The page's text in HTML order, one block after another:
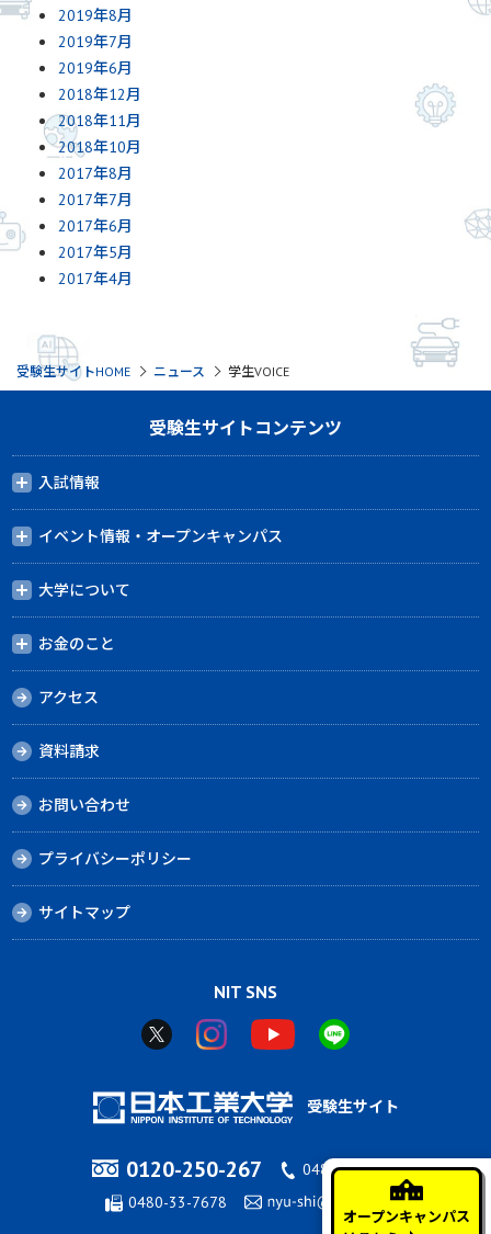
2019年8月
2019年7月
2019年6月
2018年12月
2018年11月
2018年10月
2017年8月
2017年7月
2017年6月
2017年5月
2017年4月
受験生サイトHOME ニュース 学生VOICE
オープンキャンパス
受験生サイトコンテンツ
入試情報
イベント情報・オープンキャンパス
大学について
お金のこと
アクセス
資料請求
お問い合わせ
プライバシーポリシー
サイトマップ
NIT SNS
受験生サイト
0120-250-267
0480-33-7676
0480-33-7678